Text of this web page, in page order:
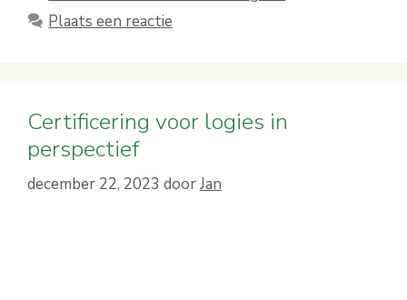
Plaats een reactie
Certificering voor logies in
perspectief
december 22, 2023 doorJan